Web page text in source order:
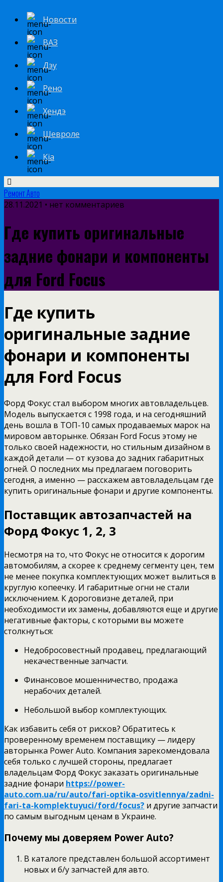
Новости
ВАЗ
Дэу
Рено
Хендэ
Шевроле
Kia
Ремонт Авто
28.11.2021 • нет комментариев
Где купить оригинальные
задние фонари и компоненты
для Ford Focus
Где купить
оригинальные задние
фонари и компоненты
для Ford Focus
Форд Фокус стал выбором многих автовладельцев.
Модель выпускается с 1998 года, и на сегодняшний
день вошла в ТОП-10 самых продаваемых марок на
мировом авторынке. Обязан Ford Focus этому не
только своей надежности, но стильным дизайном в
каждой детали — от кузова до задних габаритных
огней. О последних мы предлагаем поговорить
сегодня, а именно — расскажем автовладельцам где
купить оригинальные фонари и другие компоненты.
Поставщик автозапчастей на
Форд Фокус 1, 2, 3
Несмотря на то, что Фокус не относится к дорогим
автомобилям, а скорее к среднему сегменту цен, тем
не менее покупка комплектующих может вылиться в
круглую копеечку. И габаритные огни не стали
исключением. К дороговизне деталей, при
необходимости их замены, добавляются еще и другие
негативные факторы, с которыми вы можете
столкнуться:
Недобросовестный продавец, предлагающий
некачественные запчасти.
Финансовое мошенничество, продажа
нерабочих деталей.
Небольшой выбор комплектующих.
Как избавить себя от рисков? Обратитесь к
проверенному временем поставщику — лидеру
авторынка Power Auto. Компания зарекомендовала
себя только с лучшей стороны, предлагает
владельцам Форд Фокус заказать оригинальные
задние фонари https://power-
auto.com.ua/ru/auto/fari-optika-osvitlennya/zadni-
fari-ta-komplektuyuci/ford/focus? и другие запчасти
по самым выгодным ценам в Украине.
Почему мы доверяем Power Auto?
В каталоге представлен большой ассортимент
новых и б/у запчастей для авто.